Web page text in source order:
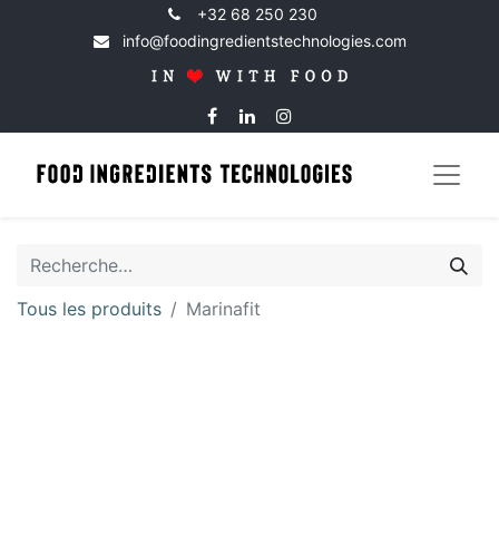
+32 68 250 230
info@foodingredientstechnologies.com
Tous les produits Marinafit